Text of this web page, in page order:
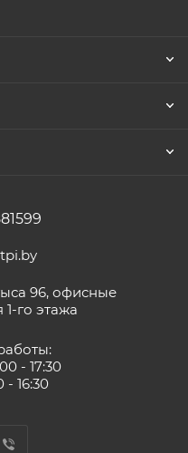
96, офисные
го этажа
- 17:30
- 16:30